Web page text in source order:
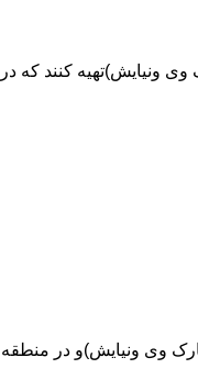
ونیایش)تهیه کنند که
راحتی ۷ نفره در کاور ژله ای مبل در ولیعصر(بین